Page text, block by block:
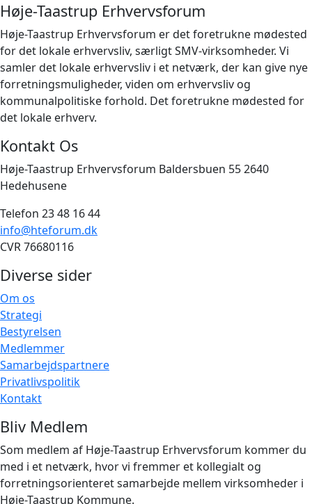
Høje-Taastrup Erhvervsforum
Høje-Taastrup Erhvervsforum er det foretrukne mødested
for det lokale erhvervsliv, særligt SMV-virksomheder. Vi
samler det lokale erhvervsliv i et netværk, der kan give nye
forretningsmuligheder, viden om erhvervsliv og
kommunalpolitiske forhold. Det foretrukne mødested for
det lokale erhverv.
Kontakt Os
Høje-Taastrup Erhvervsforum Baldersbuen 55 2640
Hedehusene
Telefon 23 48 16 44
info@hteforum.dk
CVR 76680116
Diverse sider
Om os
Strategi
Bestyrelsen
Medlemmer
Samarbejdspartnere
Privatlivspolitik
Kontakt
Bliv Medlem
Som medlem af Høje-Taastrup Erhvervsforum kommer du
med i et netværk, hvor vi fremmer et kollegialt og
forretningsorienteret samarbejde mellem virksomheder i
Høje-Taastrup Kommune.